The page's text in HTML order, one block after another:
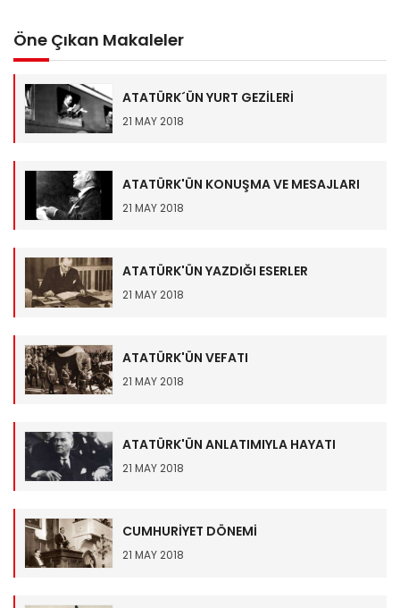
Öne Çıkan Makaleler
ATATÜRK´ÜN YURT GEZİLERİ
21 MAY 2018
ATATÜRK'ÜN KONUŞMA VE MESAJLARI
21 MAY 2018
ATATÜRK'ÜN YAZDIĞI ESERLER
21 MAY 2018
ATATÜRK'ÜN VEFATI
21 MAY 2018
ATATÜRK'ÜN ANLATIMIYLA HAYATI
21 MAY 2018
CUMHURİYET DÖNEMİ
21 MAY 2018